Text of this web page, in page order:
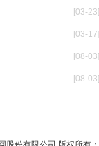
[03-23]
[03-17]
[08-03]
[08-03]